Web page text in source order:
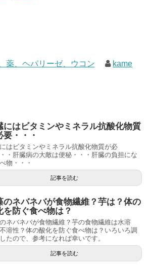
薬、ヘパリーゼ、ウコン kame
にはビタミンやミネラル抗酸化物質
要・・・
はビタミンやミネラル抗酸化物質が必
・肝臓病の大敵は便秘・・・肝臓の負担にな
物・・・
記事を読む
のネバネバが食物繊維？芋は？体の
を防ぐ食べ物は？
ネバネバが食物繊維？芋の食物繊維は水溶
溶性？体の酸化を防ぐ食べ物は？いろいろ調
たので、参考になれば幸いです。
記事を読む